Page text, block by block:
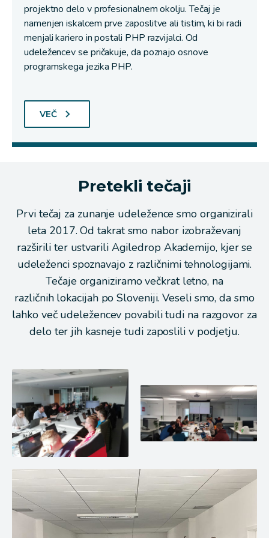
projektno delo v profesionalnem okolju.Tečaj je
namenjen iskalcem prve zaposlitve ali tistim, ki bi radi
menjali kariero in postali PHP razvijalci. Od
udeležencev se pričakuje, da poznajo osnove
programskega jezika PHP.
VEČ
Pretekli tečaji
Prvi tečaj za zunanje udeležence smo organizirali
leta 2017. Od takrat smo nabor izobraževanj
razširili ter ustvarili Agiledrop Akademijo, kjer se
udeleženci spoznavajo z različnimi tehnologijami.
Tečaje organiziramo večkrat letno, na
različnih lokacijah po Sloveniji. Veseli smo, da smo
lahko več udeležencev povabili tudi na razgovor za
delo ter jih kasneje tudi zaposlili v podjetju.
Open
image
tečaj
v
Celju
-
februar
2020
in
a
lightbox
Open
image
Drupal
tečaj
Ljubljana
in
Open
image
in
a
lightbox